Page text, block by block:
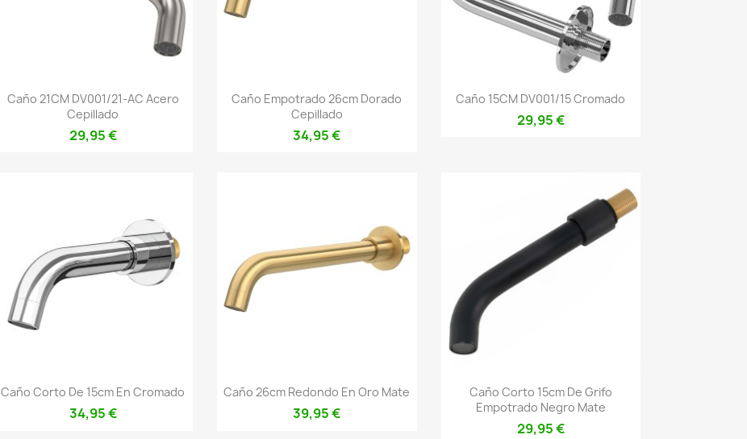
Vista rápida
Caño 21CM DV001/21-AC Acero
Cepillado
29,95 €
Vista rápida
Caño Empotrado 26cm Dorado
Cepillado
34,95 €
Vista rápida
Caño 15CM DV001/15 Cromado
29,95 €
Vista rápida
Caño Corto De 15cm En Cromado
34,95 €
Vista rápida
Caño 26cm Redondo En Oro Mate
39,95 €
Vista rápida
Caño Corto 15cm De Grifo
Empotrado Negro Mate
29,95 €